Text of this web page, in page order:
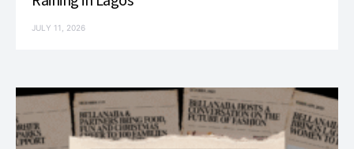
JULY 11, 2026